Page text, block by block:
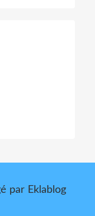
par Eklablog